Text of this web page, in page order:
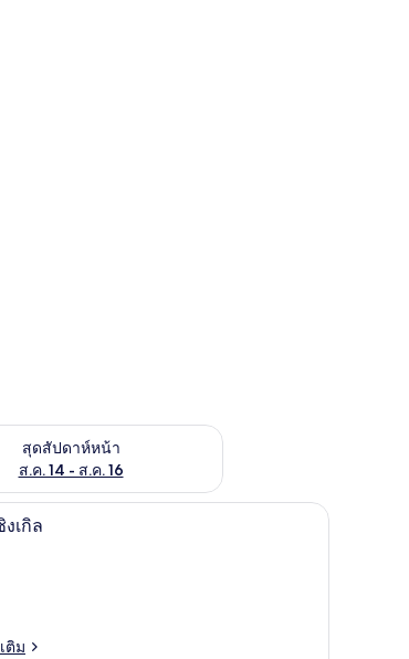
.ค. 9
สุดสัปดาห์หน้า
ส.ค. 14 - ส.ค. 16
นวนห้องพักว่างในสุดสัปดาห์หน้า ส.ค. 14 - ส.ค. 16
ฟรี, ผ้าปูที่นอน ห้องคลาสสิกซิงเกิล | โต๊ะทำงาน, เตารีด/โต๊ะ
เกิล
ติม